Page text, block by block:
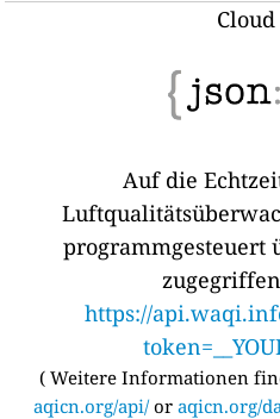
Auf die
programmgesteuert
https://
( Weitere Informationen
aqicn.org/api/or aqicn.org/